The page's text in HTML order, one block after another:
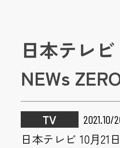
日本テレビ
NEWs
TV 2021.10/
日本テレビ 10月21